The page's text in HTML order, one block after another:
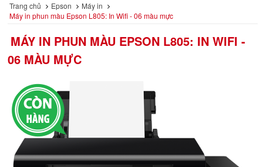
Trang chủ Epson
Máy in
Máy in phun màu Epson L805: In Wifi - 06 màu mực
MÁY IN PHUN MÀU EPSON L805: IN WIFI -
06 MÀU MỰC